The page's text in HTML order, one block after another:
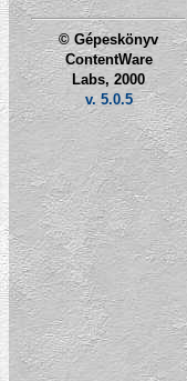
© Gépeskönyv
ContentWare
Labs, 2000
v. 5.0.5